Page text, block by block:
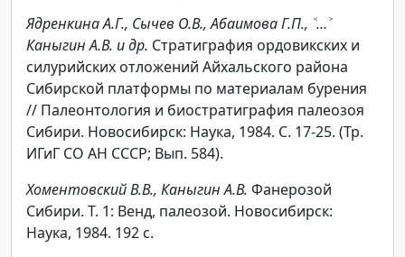
Ядренкина А.Г., Сычев О.В., Абаимова Г.П., ˂…˃
Каныгин А.В. и др. Стратиграфия ордовикских и
силурийских отложений Айхальского района
Сибирской платформы по материалам бурения
// Палеонтология и биостратиграфия палеозоя
Сибири. Новосибирск: Наука, 1984. С. 17-25. (Тр.
ИГиГ СО АН СССР; Вып. 584).
Хоментовский В.В., Каныгин А.В. Фанерозой
Сибири. Т. 1: Венд, палеозой. Новосибирск:
Наука, 1984. 192 с.